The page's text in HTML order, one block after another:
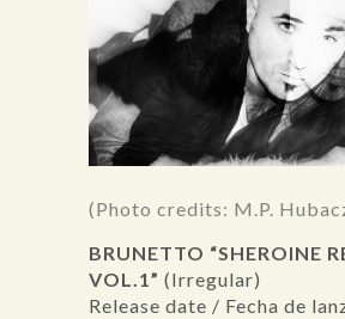
(Photo credits: M.P.
BRUNETTO “SHEROINE
VOL.1” (Irregular)
Release date / Fecha de